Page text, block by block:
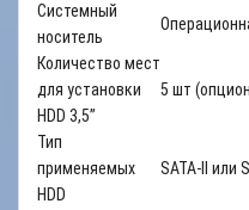
Системный
носитель
Количество мест
для установки
HDD 3,5”
5 шт
Тип
применяемых
HDD
SATA-II или